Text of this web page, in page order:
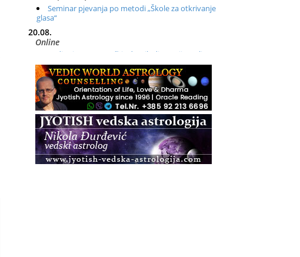
Seminar pjevanja po metodi „Škole za otkrivanje
glasa“
20.08.
Online
Radionica: Pomagači iz drugih dimenzija Online –
otvoreno za sve
21.08.
Zagreb+Online
Osnovni ThetaHealing® tečaj, Zagreb i Online
22.08.
Pula
Access BARS®, otpusti stres
23.08.
Pula